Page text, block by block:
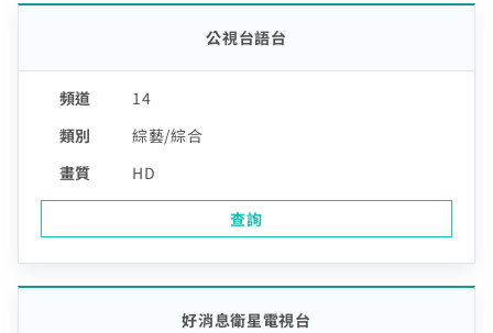
14
公視台語台
綜藝/綜合
HD
查詢
好消息衛星電視台